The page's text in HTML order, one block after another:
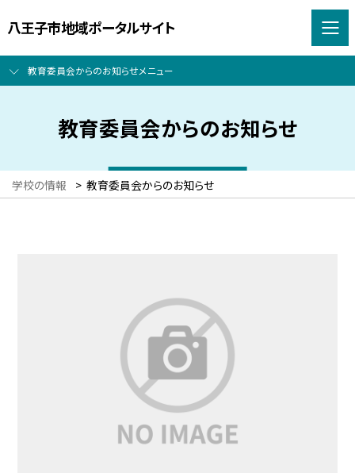
八王子市地域ポータルサイト
教育委員会からのお知らせメニュー
教育委員会からのお知らせ
学校の情報 > 教育委員会からのお知らせ